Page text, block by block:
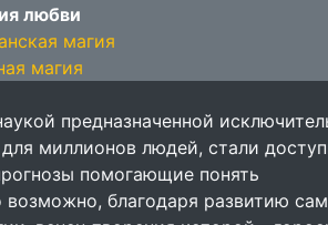
любви
магия
магия
предназначенной
миллионов людей, стали
помогающие понять
возможно, благодаря развитию